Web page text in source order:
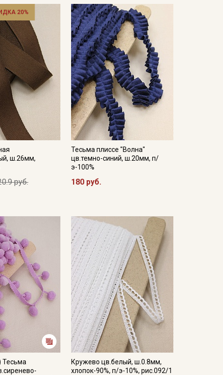
20%
ш.26мм,
руб.
Тесьма плиссе "Волна"
цв.темно-синий, ш.20мм, п/
э-100%
180 руб.
Тесьма
Кружево цв.белый, ш.0.8мм,
хлопок-90%, п/э-10%, рис.092/1